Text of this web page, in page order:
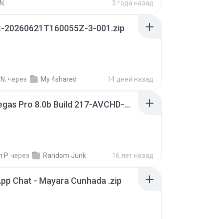
3 года назад
20260621T160055Z-3-001.zip
через My 4shared 14 дней назад
Sony Vegas Pro 8.0b Build 217-AVCHD-MPG-AC3 FIXED.7z
P. через Random Junk 16 лет назад
Chat - Mayara Cunhada .zip